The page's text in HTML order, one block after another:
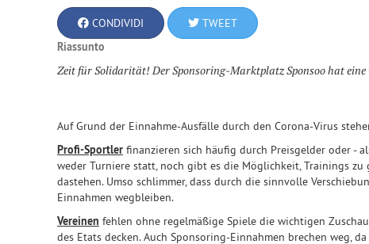
CONDIVIDI
TWEET
Riassunto
Zeit für Solidarität! Der Sponsoring-Marktplatz Sponsoo hat
Auf Grund der Einnahme-Ausfälle durch den Corona-Virus
Profi-Sportler finanzieren sich häufig durch Preisgelder oder -
weder Turniere statt, noch gibt es die Möglichkeit, Trainings
dastehen. Umso schlimmer, dass durch die sinnvolle
Einnahmen wegbleiben.
Vereinen fehlen ohne regelmäßige Spiele die wichtigen
des Etats decken. Auch Sponsoring-Einnahmen brechen weg,